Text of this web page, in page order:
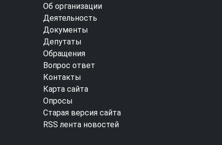
Об организации
Деятельность
Документы
Депутаты
Обращения
Вопрос ответ
Контакты
Карта сайта
Опросы
Старая версия сайта
RSS лента новостей